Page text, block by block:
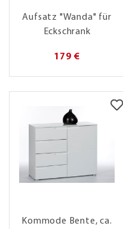
Aufsatz "Wanda" für
Eckschrank
179 €
Kommode Bente, ca.